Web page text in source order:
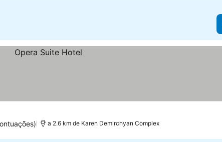
a 2.6 km de Karen Demirchyan Complex